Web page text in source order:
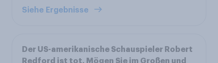
Siehe Ergebnisse
Der US-amerikanische Schauspieler Robert
Redford ist tot. Mögen Sie im Großen und